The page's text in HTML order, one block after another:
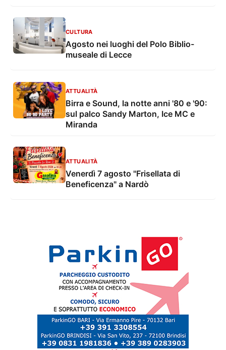
CULTURA
Agosto nei luoghi del Polo Biblio-
museale di Lecce
ATTUALITÀ
Birra e Sound, la notte anni '80 e '90:
sul palco Sandy Marton, Ice MC e
Miranda
ATTUALITÀ
Venerdì 7 agosto "Frisellata di
Beneficenza" a Nardò